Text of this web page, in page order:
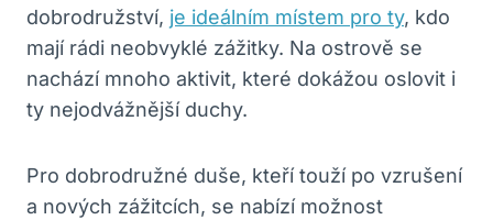
dobrodružství, je ideálním místem pro ty, kdo
mají rádi neobvyklé zážitky. Na ostrově se
nachází mnoho aktivit, které dokážou oslovit i
ty nejodvážnější duchy.
Pro dobrodružné duše, kteří touží po vzrušení
a nových zážitcích, se nabízí možnost